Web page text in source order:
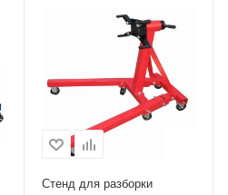
Стенд для разборки